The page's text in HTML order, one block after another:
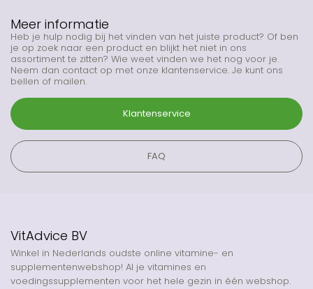
Meer informatie
Heb je hulp nodig bij het vinden van het juiste product? Of ben
je op zoek naar een product en blijkt het niet in ons
assortiment te zitten? Wie weet vinden we het nog voor je.
Neem dan contact op met onze klantenservice. Je kunt ons
bellen of mailen.
Klantenservice
FAQ
VitAdvice BV
Winkel in Nederlands oudste online vitamine- en
supplementenwebshop! Al je vitamines en
voedingssupplementen voor het hele gezin in één webshop.